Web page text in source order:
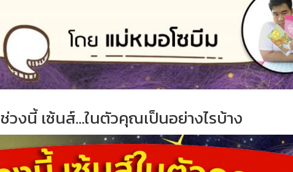
ช่วงนี้ เซ้นส์...ในตัวคุณเป็นอย่างไรบ้าง